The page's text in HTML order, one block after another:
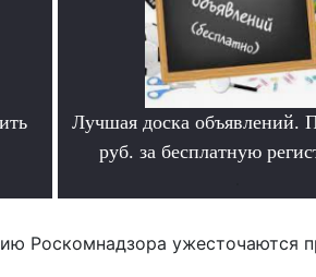
Лучшая доска объявлений.
руб. за бесплатную
Роскомнадзора ужесточаются